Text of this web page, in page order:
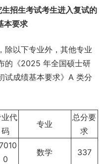
招生考试考生进入复试的
本要求
除以下专业外，其他专业
的《2025 年全国硕士研
试成绩基本要求》A 类分
代
码
专业
总分要
求
0
数学 337